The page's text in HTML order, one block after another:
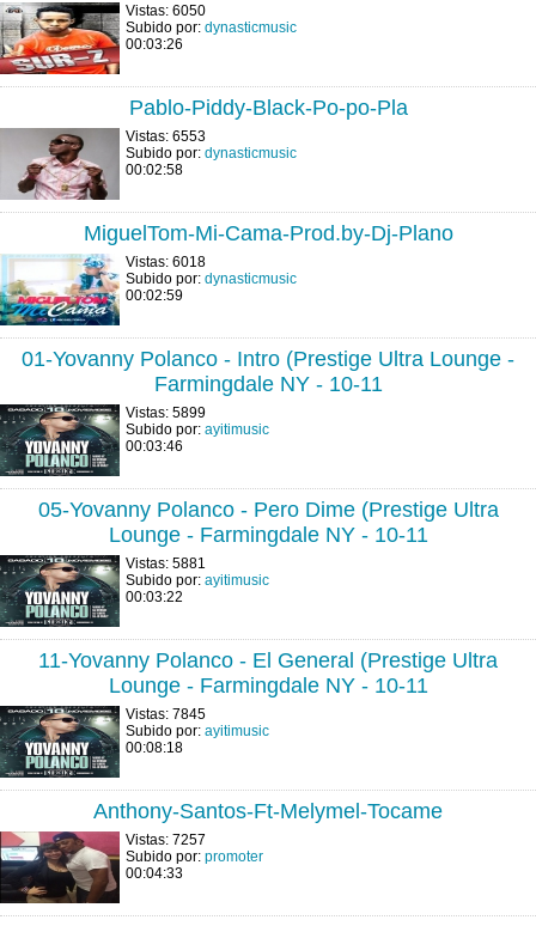
Vistas: 6050
Subido por: dynasticmusic
00:03:26
Pablo-Piddy-Black-Po-po-Pla
Vistas: 6553
Subido por: dynasticmusic
00:02:58
MiguelTom-Mi-Cama-Prod.by-Dj-Plano
Vistas: 6018
Subido por: dynasticmusic
00:02:59
01-Yovanny Polanco - Intro (Prestige Ultra Lounge -
Farmingdale NY - 10-11
Vistas: 5899
Subido por: ayitimusic
00:03:46
05-Yovanny Polanco - Pero Dime (Prestige Ultra
Lounge - Farmingdale NY - 10-11
Vistas: 5881
Subido por: ayitimusic
00:03:22
11-Yovanny Polanco - El General (Prestige Ultra
Lounge - Farmingdale NY - 10-11
Vistas: 7845
Subido por: ayitimusic
00:08:18
Anthony-Santos-Ft-Melymel-Tocame
Vistas: 7257
Subido por: promoter
00:04:33